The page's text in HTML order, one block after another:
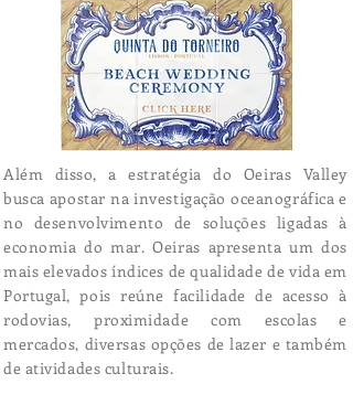
Além disso, a estratégia do Oeiras Valley
busca apostar na investigação oceanográfica e
no desenvolvimento de soluções ligadas à
economia do mar. Oeiras apresenta um dos
mais elevados índices de qualidade de vida em
Portugal, pois reúne facilidade de acesso à
rodovias, proximidade com escolas e
mercados, diversas opções de lazer e também
de atividades culturais.